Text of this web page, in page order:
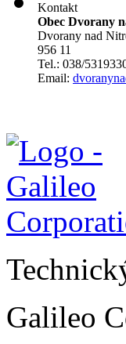
Kontakt
Obec Dvorany
Dvorany nad
956 11
Tel.: 038/
Email:
Galileo